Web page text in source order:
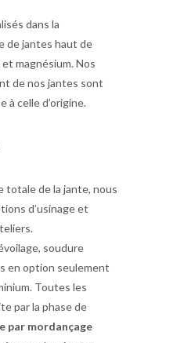
dans la
de jantes haut de
magnésium. Nos
de nos jantes sont
à celle d’origine.
totale de la jante, nous
d’usinage et
soudure
en option seulement
Toutes les
par la phase de
par mordançage